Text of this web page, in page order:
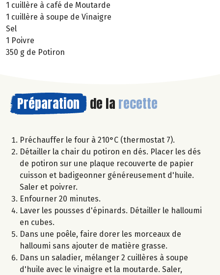
1 cuillère à café de Moutarde
1 cuillère à soupe de Vinaigre
Sel
1 Poivre
350 g de Potiron
Préparation de la recette
Préchauffer le four à 210°C (thermostat 7).
Détailler la chair du potiron en dés. Placer les dés
de potiron sur une plaque recouverte de papier
cuisson et badigeonner généreusement d'huile.
Saler et poivrer.
Enfourner 20 minutes.
Laver les pousses d'épinards. Détailler le halloumi
en cubes.
Dans une poêle, faire dorer les morceaux de
halloumi sans ajouter de matière grasse.
Dans un saladier, mélanger 2 cuillères à soupe
d'huile avec le vinaigre et la moutarde. Saler,